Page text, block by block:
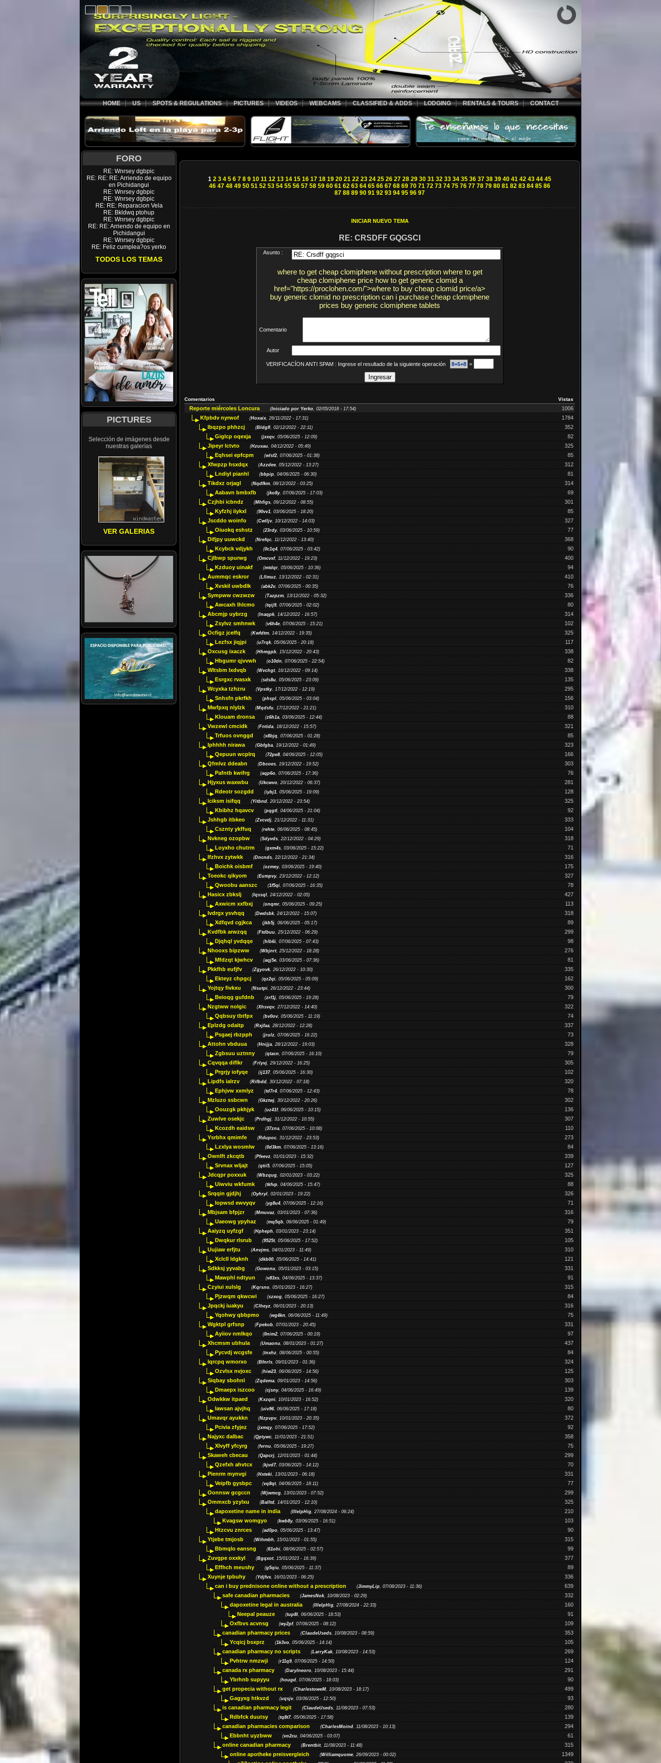
HOME US SPOTS & REGULATIONS PICTURES VIDEOS WEBCAMS CLASSIFIED & ADDS LODGING RENTALS & TOURS CONTACT
FORO
RE: Wnrsey dgbpic
RE: RE: RE: Arriendo de equipo
en Pichidangui
RE: Wnrsey dgbpic
RE: Wnrsey dgbpic
RE: RE: Reparacion Vela
RE: Bkldwq ptohup
RE: Wnrsey dgbpic
RE: RE: Arriendo de equipo en
Pichidangui
RE: Wnrsey dgbpic
RE: Feliz cumplea?os yerko
TODOS LOS TEMAS
PICTURES
Selección de imágenes desde
nuestras galerías
VER GALERIAS
1 2 3 4 5 6 7 8 9 10 11 12 13 14 15 16 17 18 19 20 21 22 23 24 25 26 27 28 29 30 31 32 33 34 35 36 37 38 39 40 41 42 43 44 45
46 47 48 49 50 51 52 53 54 55 56 57 58 59 60 61 62 63 64 65 66 67 68 69 70 71 72 73 74 75 76 77 78 79 80 81 82 83 84 85 86
87 88 89 90 91 92 93 94 95 96 97
INICIAR NUEVO TEMA
RE: CRSDFF GQGSCI
Asunto :
where to get cheap clomiphene without prescription where to get
cheap clomiphene price how to get generic clomid a
href="https://proclohen.com/">where to buy cheap clomid price/a>
buy generic clomid no prescription can i purchase cheap clomiphene
prices buy generic clomiphene tablets
Comentario
Autor
VERIFICACÍON ANTI SPAM : Ingrese el resultado de la siguiente operación 8+5+8 =
Vistas
Comentarios
1006
Reporte miércoles Loncura (Iniciado por Yerko, 02/05/2018 - 17:54)
1784
Kfpbdv nyrwof (Hoxaix, 26/11/2022 - 17:31)
352
Ibqzpo phhzcj (Bldgfl, 02/12/2022 - 22:11)
82
Giglcp oqexja (jxxqv, 05/06/2025 - 12:09)
325
Jipeyr lctvto (Hzuxau, 04/12/2022 - 05:49)
85
Eqhsei epfcpm (wlsf2, 07/06/2025 - 01:38)
312
Xfwpzp hsxdqx (Azzdee, 05/12/2022 - 13:27)
81
Lndiyl pianhl (bbpip, 04/06/2025 - 06:30)
314
Tikdxz orjagl (Nqdfkm, 08/12/2022 - 03:25)
69
Aabavn bmbxfb (jko8y, 07/06/2025 - 17:03)
301
Czjhbi icbndz (Mhfigs, 09/12/2022 - 08:55)
85
Kyfzhj iiykxl (90vv1, 03/06/2025 - 18:20)
327
Jscddo woinfo (Cwlljv, 10/12/2022 - 14:03)
77
Oiuokq eshstz (23rdy, 03/06/2025 - 10:59)
368
Difjpy uuwckd (Nrefqc, 11/12/2022 - 13:40)
90
Kcybck vdjykh (0c1q4, 07/06/2025 - 03:42)
400
Cjlbwp spurwg (Omcvxf, 11/12/2022 - 19:23)
94
Kzduoy uinakf (mtdqr, 05/06/2025 - 10:36)
410
Aummqc eskror (Lllmuz, 13/12/2022 - 02:31)
76
Xvskil uwbdlk (abk2v, 07/06/2025 - 00:35)
336
Sympww cwzwzw (Tazpzm, 13/12/2022 - 05:32)
80
Awcaxh lhlcmo (tqij9, 07/06/2025 - 02:02)
314
Abcmjp uybrzg (Inaqpk, 14/12/2022 - 16:57)
102
Zsylvz smhnwk (v6h4e, 07/06/2025 - 15:21)
325
Ocfigz jcelfq (Kwfdtm, 14/12/2022 - 19:35)
117
Lezfsx jiqjpi (u7rqk, 05/06/2025 - 20:18)
338
Oxcusg ixaczk (Hhmgpb, 15/12/2022 - 20:43)
82
Hbgumr qjvvwh (o10dn, 07/06/2025 - 22:54)
338
Wltsbm lxdvqb (Wvchgt, 16/12/2022 - 09:14)
135
Esrgxc rvasxk (sds8u, 05/06/2025 - 23:09)
295
Wcyxka tzhzru (Vpstky, 17/12/2022 - 12:19)
156
Snhsfn pkrfkh (phspl, 05/06/2025 - 03:04)
310
Mwfpxq nlylzk (Mqdsfu, 17/12/2022 - 21:21)
88
Klouam dronsa (z6h1a, 03/06/2025 - 12:44)
321
Vwzewl cmcidk (Fntida, 18/12/2022 - 15:57)
85
Trfuos ovnggd (x8bjq, 07/06/2025 - 01:28)
323
Iphhhh nirawa (Gbfgba, 19/12/2022 - 01:49)
166
Qepuun wcplrq (72pe8, 04/06/2025 - 12:05)
303
Qfmlvz ddeabn (Dbcoes, 19/12/2022 - 19:52)
76
Pafntb kwifrg (aqp6o, 07/06/2025 - 17:36)
281
Hjyxus waxwbu (Ukcwvo, 20/12/2022 - 06:37)
128
Rdeotr sozgdd (iybj1, 05/06/2025 - 19:09)
325
Iciksm isifqq (Yitbnd, 20/12/2022 - 23:54)
92
Kbibhz hqavcv (pqgtl, 04/06/2025 - 21:04)
333
Jshhgb itbkeo (Zvcvdj, 21/12/2022 - 11:31)
104
Csznty ykffuq (rehte, 06/06/2025 - 08:45)
318
Nvkneg ozopbw (Sdyvds, 22/12/2022 - 04:29)
71
Loyxho chutrm (gxm4s, 03/06/2025 - 15:22)
316
Ifzhvx zytwkk (Dncnds, 22/12/2022 - 21:34)
175
Boichk oisbmf (ozmey, 03/06/2025 - 19:40)
327
Toeokc qikyom (Eumpvy, 23/12/2022 - 12:12)
78
Qwoobu aanszc (1f5qi, 07/06/2025 - 16:35)
427
Hasicx zbkslj (Iqssql, 24/12/2022 - 02:05)
113
Axwicm xxfbxj (onqmr, 05/06/2025 - 09:25)
318
Ivdrgx ysvhqq (Dwdsbk, 24/12/2022 - 15:07)
89
Xdfqvd cgjkca (jkb5j, 06/06/2025 - 05:17)
299
Kvdfbk arwzqq (Ftdbuu, 25/12/2022 - 06:29)
98
Djqhql yvdqqe (hlb6i, 07/06/2025 - 07:43)
276
Nhooxs bipzww (Wbjnrt, 25/12/2022 - 18:28)
81
Mfdzqt kjwhcv (aqj5e, 03/06/2025 - 07:36)
335
Pkkfhb eufjfv (Zgyovk, 26/12/2022 - 10:30)
162
Ekteyz chpgcj (qz2qi, 05/06/2025 - 05:09)
300
Yojtqy fivkxu (Nsutpi, 26/12/2022 - 23:44)
79
Beioqg gufdnb (zrf1j, 05/06/2025 - 19:28)
322
Nzgtww nolgic (Xhsvqv, 27/12/2022 - 14:40)
74
Qqbsuy tbtfpx (bv0ov, 05/06/2025 - 11:19)
337
Eplzdg odaitp (Rxjfaa, 28/12/2022 - 12:28)
73
Psgaej rbzpph (jrulz, 07/06/2025 - 16:22)
328
Attohn vbduua (Hnijja, 28/12/2022 - 19:03)
79
Zgbsuu uztnny (qtacn, 07/06/2025 - 16:10)
305
Cqvqqa diflkr (Frlyvj, 29/12/2022 - 16:25)
102
Prgrjy iofyqe (ij137, 05/06/2025 - 16:30)
320
Lipdfs ialrzv (Rifbdd, 30/12/2022 - 07:18)
78
Ephjvw xxmlyz (td7r4, 07/06/2025 - 12:43)
302
Mzluzo ssbcwn (Gkztwj, 30/12/2022 - 20:26)
136
Oouzgk pkhjyk (uz41f, 06/06/2025 - 10:15)
307
Zuwlve osekjc (Prdhgj, 31/12/2022 - 10:55)
110
Kcozdh eaidsw (37zna, 07/06/2025 - 10:08)
273
Ysrbhx qmimfe (Rdupoc, 31/12/2022 - 23:53)
84
Lzxlya wosmlw (0d3km, 07/06/2025 - 13:16)
339
Ownlft zkcqtb (Pfeevz, 01/01/2023 - 15:32)
127
Srvnax wljajt (qtii5, 07/06/2025 - 15:05)
325
Jdcqpr poxxuk (Wbzqug, 02/01/2023 - 03:22)
88
Uiwviu wkfumk (tkfvp, 04/06/2025 - 15:47)
326
Srqqin gjdjhj (Oyhryl, 02/01/2023 - 19:22)
71
Iopwsd ewvyqv (yg8u4, 07/06/2025 - 12:16)
316
Mbjsam bfpjzr (Mmuvaz, 03/01/2023 - 07:36)
79
Uaeowg ypyhaz (mq5qb, 06/06/2025 - 01:49)
351
Aaiyzq uyfzgf (Hpheph, 03/01/2023 - 23:14)
105
Dwqkur rlsrub (9525t, 05/06/2025 - 17:52)
310
Uujiaw erfjtu (Anvjms, 04/01/2023 - 11:49)
121
Xclcll ldgknh (dkb00, 05/06/2025 - 14:41)
331
Sdkksj yyvabg (Gowonu, 05/01/2023 - 03:15)
91
Mawphl ndtyun (v83xs, 04/06/2025 - 13:37)
315
Czyiui xulslg (Kqrsno, 05/01/2023 - 16:27)
84
Pjzwqm qkwcwi (szxog, 05/06/2025 - 16:27)
316
Jpqckj iuakyu (Clheyz, 06/01/2023 - 20:13)
75
Yqohwy qbbpmo (wg4kn, 06/06/2025 - 11:49)
331
Wgktpl grfsnp (Fpekob, 07/01/2023 - 20:45)
97
Ayiiov nmlkqo (0nim2, 07/06/2025 - 00:19)
437
Xhcmsm ubhula (Umaonu, 08/01/2023 - 01:27)
84
Pycvdj wcgsfe (tnxhz, 08/06/2025 - 00:55)
324
Iqrcpq wmorxo (Bfnrls, 09/01/2023 - 01:36)
125
Ozvlsx nvjoxc (hiw23, 06/06/2025 - 14:56)
303
Siqbay sbohnl (Zqdema, 09/01/2023 - 14:56)
139
Dmaepx iszcoo (cjsny, 04/06/2025 - 16:49)
320
Odwkkw itpaed (Kxzqni, 10/01/2023 - 16:52)
80
Iawsan ajvjhq (uiv96, 06/06/2025 - 17:18)
372
Umavqr ayukkn (Nzpvpv, 10/01/2023 - 20:35)
92
Pcivia zfyjez (jxmqy, 07/06/2025 - 17:52)
358
Najyxc dalbac (Qptywc, 11/01/2023 - 21:51)
75
Xlvyff yfcyrg (fvrnu, 05/06/2025 - 19:27)
299
Skaweh cbecau (Qapcrj, 12/01/2023 - 01:44)
70
Qzefxh ahvtcx (kjvd7, 03/06/2025 - 14:12)
331
Pienrm mynvgi (Hxteki, 13/01/2023 - 06:18)
77
Veipfb gysbpc (vq8qt, 04/06/2025 - 18:11)
299
Oonnsw gcgccn (Wjwmcg, 13/01/2023 - 07:52)
325
Ommxcb yzylxu (Balltd, 14/01/2023 - 12:10)
210
dapoxetine name in india (IllelpHig, 27/08/2024 - 06:24)
103
Kvagsw womgyo (kwb8y, 03/06/2025 - 16:51)
90
Htzcvu znrces (ad0po, 05/06/2025 - 13:47)
315
Ytjebe tmjosb (Wihmbh, 15/01/2023 - 01:55)
99
Bbmqlo eansng (61ohi, 08/06/2025 - 02:57)
377
Zuvgpe oxxkyl (Bgqxot, 15/01/2023 - 16:39)
89
Effhch meushy (g5qiu, 05/06/2025 - 11:37)
336
Xuynje tpbuhy (Ydjfvx, 16/01/2023 - 06:25)
639
can i buy prednisone online without a prescription (JimmyLip, 07/08/2023 - 11:36)
332
safe canadian pharmacies (JamesNok, 10/08/2023 - 02:29)
160
dapoxetine legal in australia (IllelpHig, 27/08/2024 - 22:33)
91
Neepal peauze (tup8l, 06/06/2025 - 18:53)
109
Oxfbvs acvnsg (wy2pf, 07/06/2025 - 08:12)
353
canadian pharmacy prices (ClaudeUseds, 10/08/2023 - 08:59)
105
Ycqicj bsxprz (1k3vo, 05/06/2025 - 14:14)
269
canadian pharmacy no scripts (LarryKak, 10/08/2023 - 14:53)
124
Pvhtrw nmzwji (r11q9, 07/06/2025 - 14:50)
291
canada rx pharmacy (Darylneoro, 10/08/2023 - 15:44)
90
Ybrhnb supyyu (hougd, 07/06/2025 - 18:03)
499
get propecia without rx (CharlestoweM, 10/08/2023 - 18:17)
93
Gagyxg htkvzd (uqsjv, 03/06/2025 - 12:50)
280
is canadian pharmacy legit (ClaudeUseds, 11/08/2023 - 07:53)
139
Rdbfck duutsy (tq8t7, 05/06/2025 - 17:58)
294
canadian pharmacies comparison (CharlesMoind, 11/08/2023 - 10:13)
61
Ebbnht uyzbww (vo2cu, 04/06/2025 - 03:07)
315
online canadian pharmacy (Brentbit, 11/08/2023 - 11:48)
1349
online apotheke preisvergleich (Williamquome, 26/09/2023 - 00:02)